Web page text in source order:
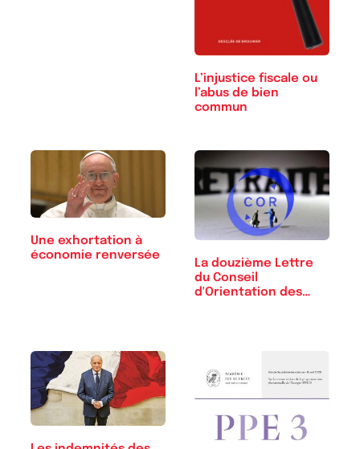
L’injustice fiscale ou
l’abus de bien
commun
Une exhortation à
économie renversée
La douzième Lettre
du Conseil
d'Orientation des